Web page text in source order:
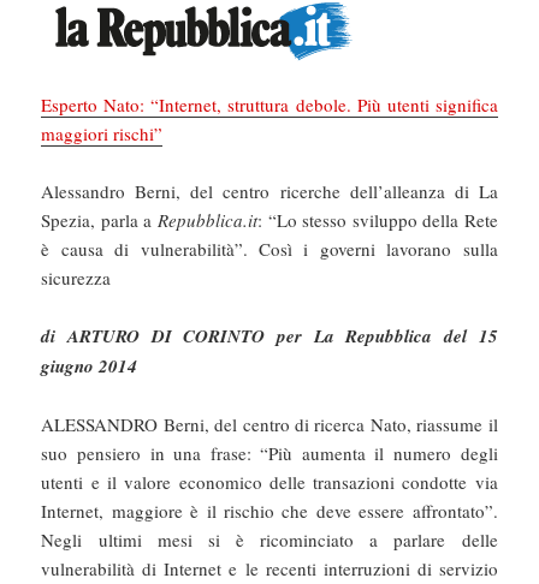
Esperto Nato: “Internet, struttura debole. Più utenti significa
maggiori rischi”
Alessandro Berni, del centro ricerche dell’alleanza di La
Spezia, parla a Repubblica.it: “Lo stesso sviluppo della Rete
è causa di vulnerabilità”. Così i governi lavorano sulla
sicurezza
di ARTURO DI CORINTO per La Repubblica del 15
giugno 2014
ALESSANDRO Berni, del centro di ricerca Nato, riassume il
suo pensiero in una frase: “Più aumenta il numero degli
utenti e il valore economico delle transazioni condotte via
Internet, maggiore è il rischio che deve essere affrontato”.
Negli ultimi mesi si è ricominciato a parlare delle
vulnerabilità di Internet e le recenti interruzioni di servizio